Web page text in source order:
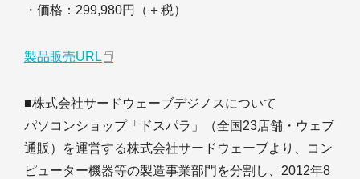
・価格：299,980円（＋税）
製品販売URL
■株式会社サードウェーブデジノスについて
パソコンショップ「ドスパラ」（全国23店舗・ウェブ
通販）を運営する株式会社サードウェーブより、コン
ピューター機器等の製造事業部門を分割し、2012年8